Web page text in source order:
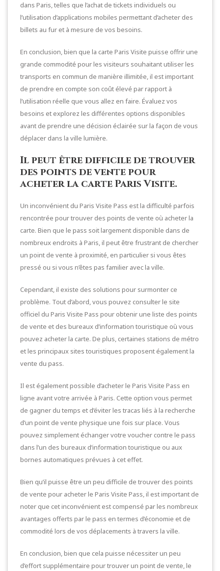
dans Paris, telles que l’achat de tickets individuels ou
l’utilisation d’applications mobiles permettant d’acheter des
billets au fur et à mesure de vos besoins.
En conclusion, bien que la carte Paris Visite puisse offrir une
grande commodité pour les visiteurs souhaitant utiliser les
transports en commun de manière illimitée, il est important
de prendre en compte son coût élevé par rapport à
l’utilisation réelle que vous allez en faire. Évaluez vos
besoins et explorez les différentes options disponibles
avant de prendre une décision éclairée sur la façon de vous
déplacer dans la ville lumière.
Il peut être difficile de trouver
des points de vente pour
acheter la carte Paris Visite.
Un inconvénient du Paris Visite Pass est la difficulté parfois
rencontrée pour trouver des points de vente où acheter la
carte. Bien que le pass soit largement disponible dans de
nombreux endroits à Paris, il peut être frustrant de chercher
un point de vente à proximité, en particulier si vous êtes
pressé ou si vous n’êtes pas familier avec la ville.
Cependant, il existe des solutions pour surmonter ce
problème. Tout d’abord, vous pouvez consulter le site
officiel du Paris Visite Pass pour obtenir une liste des points
de vente et des bureaux d’information touristique où vous
pouvez acheter la carte. De plus, certaines stations de métro
et les principaux sites touristiques proposent également la
vente du pass.
Il est également possible d’acheter le Paris Visite Pass en
ligne avant votre arrivée à Paris. Cette option vous permet
de gagner du temps et d’éviter les tracas liés à la recherche
d’un point de vente physique une fois sur place. Vous
pouvez simplement échanger votre voucher contre le pass
dans l’un des bureaux d’information touristique ou aux
bornes automatiques prévues à cet effet.
Bien qu’il puisse être un peu difficile de trouver des points
de vente pour acheter le Paris Visite Pass, il est important de
noter que cet inconvénient est compensé par les nombreux
avantages offerts par le pass en termes d’économie et de
commodité lors de vos déplacements à travers la ville.
En conclusion, bien que cela puisse nécessiter un peu
d’effort supplémentaire pour trouver un point de vente, le